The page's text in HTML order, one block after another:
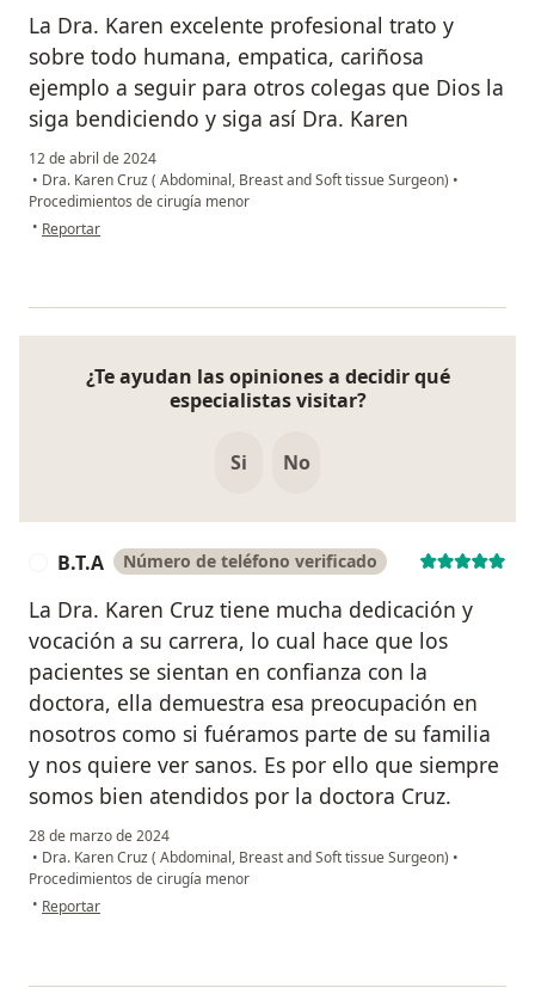
La Dra. Karen excelente profesional trato y
sobre todo humana, empatica, cariñosa
ejemplo a seguir para otros colegas que Dios la
siga bendiciendo y siga así Dra. Karen
12 de abril de 2024
• Dra. Karen Cruz ( Abdominal, Breast and Soft tissue Surgeon) •
Procedimientos de cirugía menor
• en opinión del usuario Patricia Rodríguez Paiva
Reportar
¿Te ayudan las opiniones a decidir qué
especialistas visitar?
Si No
B.T.A Número de teléfono verificado
La Dra. Karen Cruz tiene mucha dedicación y
vocación a su carrera, lo cual hace que los
pacientes se sientan en confianza con la
doctora, ella demuestra esa preocupación en
nosotros como si fuéramos parte de su familia
y nos quiere ver sanos. Es por ello que siempre
somos bien atendidos por la doctora Cruz.
28 de marzo de 2024
• Dra. Karen Cruz ( Abdominal, Breast and Soft tissue Surgeon) •
Procedimientos de cirugía menor
• en opinión del usuario B.T.A
Reportar